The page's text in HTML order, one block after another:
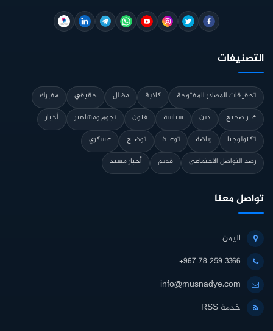
التصنيفات
تحقيقات المصادر المفتوحة كاذبة مضلل حقيقي
مفبرك
غير صحيح
دين سياسة فنون نجوم ومشاهير
أخبار
تكنولوجيا
رياضة توعية توضيح
عسكري
رصد التواصل الاجتماعي
قديم أخبار مسند
تواصل معنا
اليمن
+967 78 259 3366
info@musnadye.com
خدمة RSS